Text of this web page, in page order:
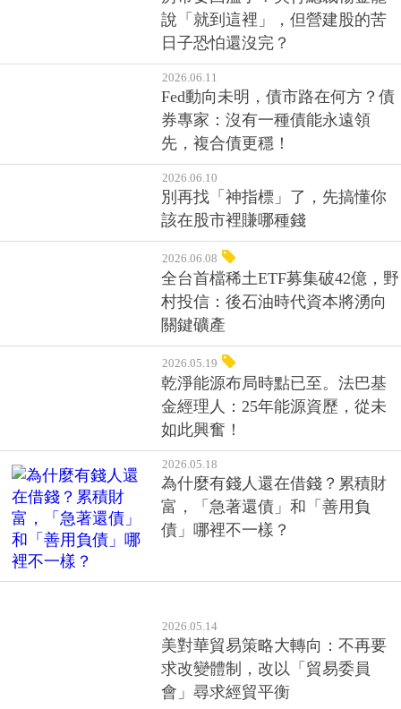
說「就到這裡」，但營建股的苦
日子恐怕還沒完？
2026.06.11
Fed動向未明，債市路在何方？債
券專家：沒有一種債能永遠領
先，複合債更穩！
2026.06.10
別再找「神指標」了，先搞懂你
該在股市裡賺哪種錢
2026.06.08
全台首檔稀土ETF募集破42億，野
村投信：後石油時代資本將湧向
關鍵礦產
2026.05.19
乾淨能源布局時點已至。法巴基
金經理人：25年能源資歷，從未
如此興奮！
2026.05.18
為什麼有錢人還在借錢？累積財
富，「急著還債」和「善用負
債」哪裡不一樣？
求改變體制，改以「貿易委員
會」尋求經貿平衡